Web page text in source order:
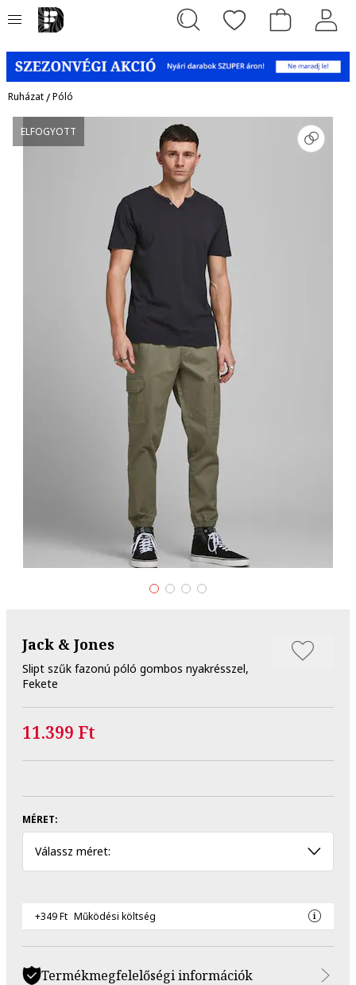
Ruházat/Póló
ELFOGYOTT
Jack & Jones
Slipt szűk fazonú póló gombos nyakrésszel,
Fekete
11.399 Ft
MÉRET:
Válassz méret:
+349 Ft Működési költség
Termékmegfelelőségi információk